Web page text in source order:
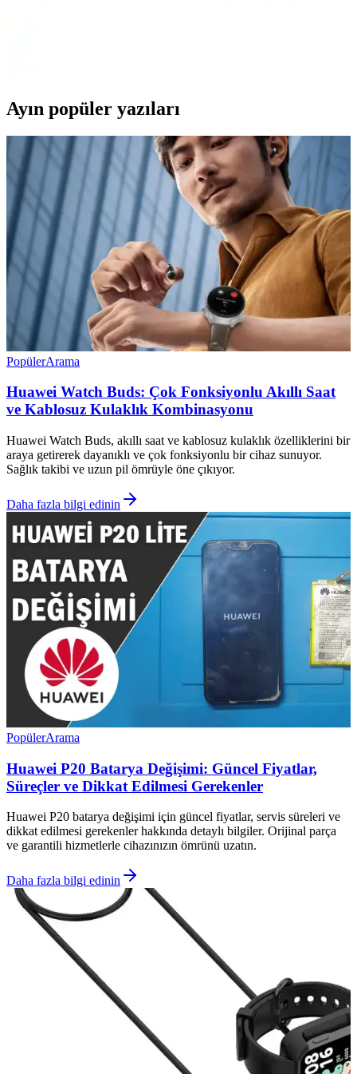
Ayın popüler yazıları
PopülerArama
Huawei Watch Buds: Çok Fonksiyonlu Akıllı Saat
ve Kablosuz Kulaklık Kombinasyonu
Huawei Watch Buds, akıllı saat ve kablosuz kulaklık özelliklerini bir
araya getirerek dayanıklı ve çok fonksiyonlu bir cihaz sunuyor.
Sağlık takibi ve uzun pil ömrüyle öne çıkıyor.
Daha fazla bilgi edinin
PopülerArama
Huawei P20 Batarya Değişimi: Güncel Fiyatlar,
Süreçler ve Dikkat Edilmesi Gerekenler
Huawei P20 batarya değişimi için güncel fiyatlar, servis süreleri ve
dikkat edilmesi gerekenler hakkında detaylı bilgiler. Orijinal parça
ve garantili hizmetlerle cihazınızın ömrünü uzatın.
Daha fazla bilgi edinin